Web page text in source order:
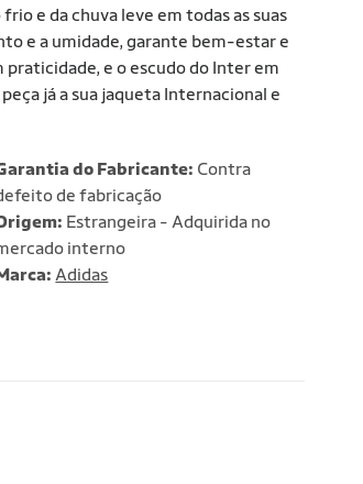
e da chuva leve em todas as suas
e a umidade, garante bem-estar e
e o escudo do Inter em
já a sua jaqueta Internacional e
do Fabricante: Contra
de fabricação
Estrangeira - Adquirida no
interno
Adidas